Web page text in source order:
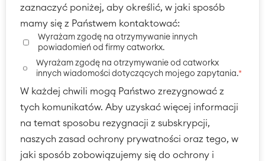
zaznaczyć poniżej, aby określić, w jaki sposób
mamy się z Państwem kontaktować:
Wyrażam zgodę na otrzymywanie innych
powiadomień od firmy catworkx.
Wyrażam zgodę na otrzymywanie od catworkx
innych wiadomości dotyczących mojego zapytania.*
W każdej chwili mogą Państwo zrezygnować z
tych komunikatów. Aby uzyskać więcej informacji
na temat sposobu rezygnacji z subskrypcji,
naszych zasad ochrony prywatności oraz tego, w
jaki sposób zobowiązujemy się do ochrony i